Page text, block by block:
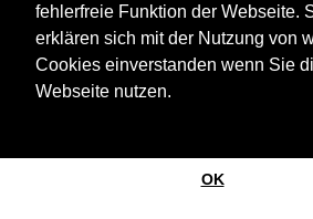
fehlerfreie Funktion der Webseite.
erklären sich mit der Nutzung von
Cookies einverstanden wenn Sie
Webseite nutzen.
OK